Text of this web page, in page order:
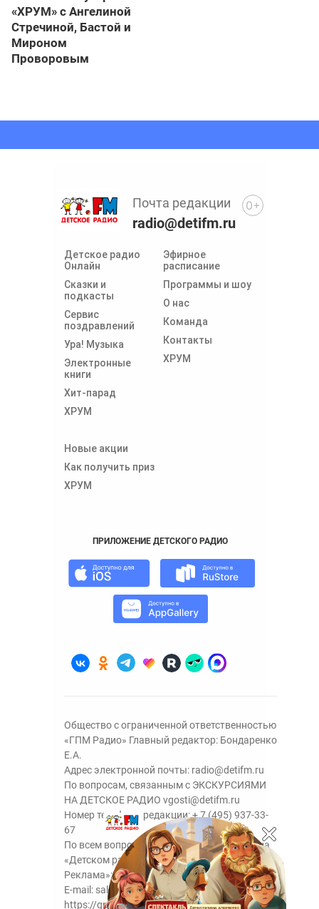
«ХРУМ» с Ангелиной
Стречиной, Бастой и
Мироном
Проворовым
Детское радио
Онлайн
Сказки и
подкасты
Сервис
поздравлений
Ура! Музыка
Электронные
книги
Хит-парад
ХРУМ
Эфирное
расписание
Программы и шоу
О нас
Команда
Контакты
ХРУМ
Новые акции
Как получить приз
ХРУМ
Почта редакции
radio@detifm.ru
ПРИЛОЖЕНИЕ ДЕТСКОГО РАДИО
0+
Общество с ограниченной ответственностью
«ГПМ Радио» Главный редактор: Бондаренко
Е.А.
Адрес электронной почты: radio@detifm.ru
По вопросам, связанным с ЭКСКУРСИЯМИ
НА ДЕТСКОЕ РАДИО vgosti@detifm.ru
Номер телефона редакции:+ 7 (495) 937-33-
67
По всем вопросам размещения рекламы на
«Детском радио» - сейлз-хаус «ГПМ
Реклама»:+7 (495) 921-40-41
E-mail: sales@gazprom-media.ru
https://gpmsaleshouse.ru/